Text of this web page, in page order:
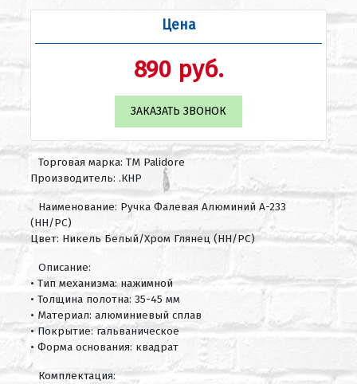
Цена
890 руб.
ЗАКАЗАТЬ ЗВОНОК
Торговая марка: ТМ Palidore
Производитель: .КНР
Наименование: Ручка Фалевая Алюминий А-233
(HH/PC)
Цвет: Никель Белый/Хром Глянец (HH/PC)
Описание:
• Тип механизма: нажимной
• Толщина полотна: 35-45 мм
• Материал: алюминиевый сплав
• Покрытие: гальваническое
• Форма основания: квадрат
Комплектация: